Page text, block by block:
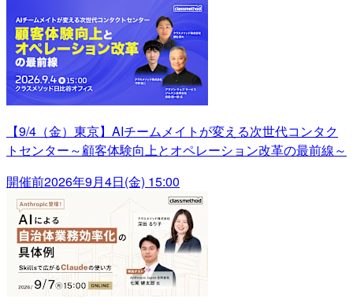
【9/4（金）東京】AIチームメイトが変える次世代コンタク
トセンター～顧客体験向上とオペレーション改革の最前線～
開催前2026年9月4日(金) 15:00